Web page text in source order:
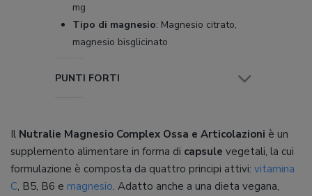
mg
Tipo di magnesio: Magnesio citrato,
magnesio bisglicinato
PUNTI FORTI
Il Nutralie Magnesio Complex Ossa e Articolazioni è un
supplemento alimentare in forma di capsule vegetali, la cui
formulazione è composta da quattro principi attivi: vitamina
C, B5, B6 e magnesio. Adatto anche a una dieta vegana,